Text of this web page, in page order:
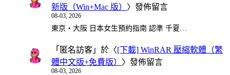
新版（Win+Mac 版） 〉發佈留言
08-03, 2026
東京・大阪 日本女生預約指南 認準 千夏…
「 匿名訪客 」於〈[下載] WinRAR 壓縮軟體（繁
體中文版+免費版） 〉發佈留言
08-03, 2026